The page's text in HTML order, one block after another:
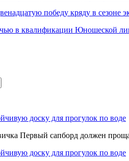
победу кряду в сезоне
в квалификации Юношеской
доску для прогулок по воде
Первый сапборд должен
доску для прогулок по воде